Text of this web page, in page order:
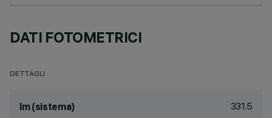
DATI FOTOMETRICI
DETTAGLI
lm (sistema) 331.5